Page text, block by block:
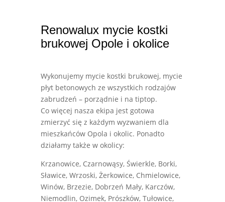
Renowalux mycie kostki
brukowej Opole i okolice
Wykonujemy mycie kostki brukowej, mycie
płyt betonowych ze wszystkich rodzajów
zabrudzeń – porządnie i na tiptop.
Co więcej nasza ekipa jest gotowa
zmierzyć się z każdym wyzwaniem dla
mieszkańców Opola i okolic. Ponadto
działamy także w okolicy:
Krzanowice, Czarnowąsy, Świerkle, Borki,
Sławice, Wrzoski, Żerkowice, Chmielowice,
Winów, Brzezie, Dobrzeń Mały, Karczów,
Niemodlin, Ozimek, Prószków, Tułowice,